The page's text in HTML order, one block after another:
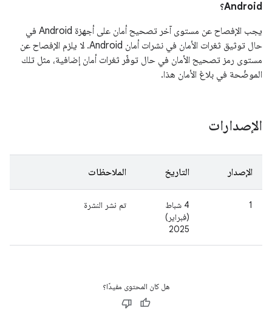
Android؟
يجب الإفصاح عن مستوى آخر تصحيح أمان على أجهزة Android في
حال توثيق ثغرات الأمان في نشرات أمان Android. لا يلزم الإفصاح عن
مستوى رمز تصحيح الأمان في حال توفّر ثغرات أمان إضافية، مثل تلك
الموضّحة في بلاغ الأمان هذا.
الإصدارات
الإصدار التاريخ الملاحظات
1
4 شباط
(فبراير)
2025
تم نشر النشرة
هل كان المحتوى مفيدًا؟